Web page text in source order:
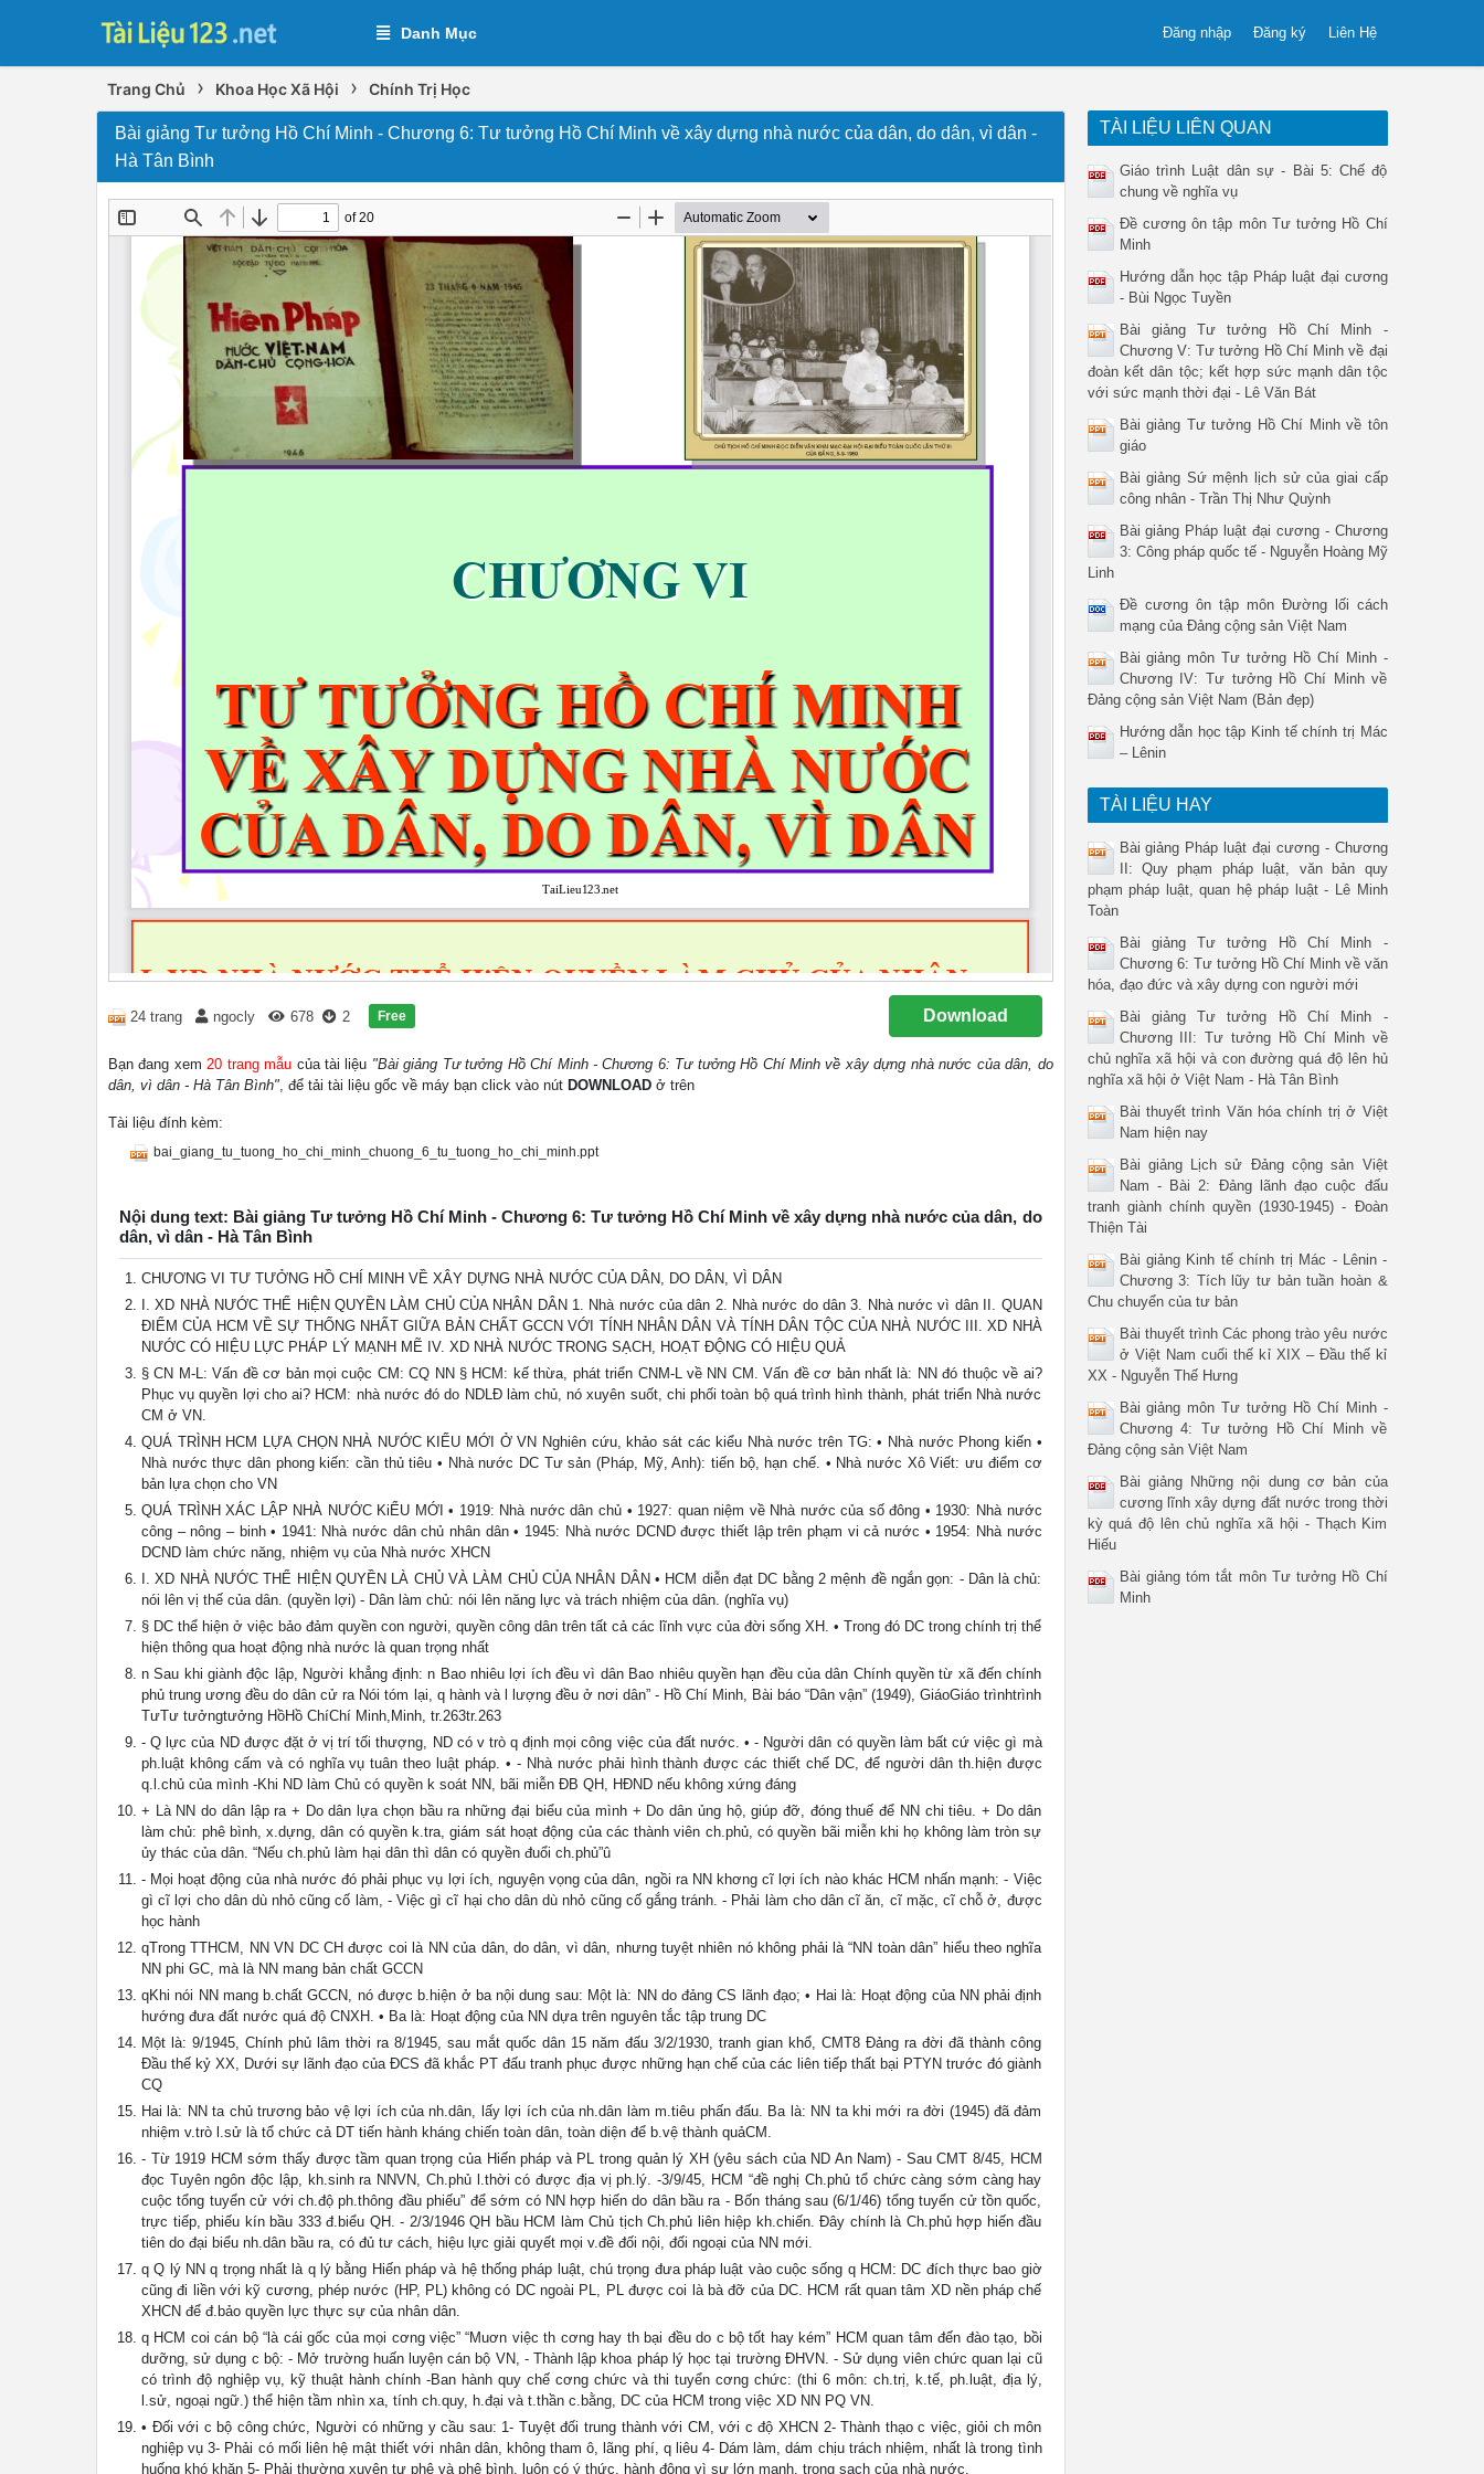
Danh Mục Liên Hệ
Đăng ký
Đăng nhập
Trang Chủ › Khoa Học Xã Hội › Chính Trị Học
Bài giảng Tư tưởng Hồ Chí Minh - Chương 6: Tư tưởng Hồ Chí Minh về xây dựng nhà nước của dân, do dân, vì dân -
Hà Tân Bình
24 trang ngocly 678 2 Free Download
Bạn đang xem20 trang mẫu của tài liệu "Bài giảng Tư tưởng Hồ Chí Minh - Chương 6: Tư tưởng Hồ Chí Minh về xây dựng nhà nước của dân, do
dân, vì dân - Hà Tân Bình", để tải tài liệu gốc về máy bạn click vào nút DOWNLOAD ở trên
Tài liệu đính kèm:
bai_giang_tu_tuong_ho_chi_minh_chuong_6_tu_tuong_ho_chi_minh.ppt
Nội dung text: Bài giảng Tư tưởng Hồ Chí Minh - Chương 6: Tư tưởng Hồ Chí Minh về xây dựng nhà nước của dân, do
dân, vì dân - Hà Tân Bình
CHƯƠNG VI TƯ TƯỞNG HỒ CHÍ MINH VỀ XÂY DỰNG NHÀ NƯỚC CỦA DÂN, DO DÂN, VÌ DÂN
I. XD NHÀ NƯỚC THỂ HiỆN QUYỀN LÀM CHỦ CỦA NHÂN DÂN 1. Nhà nước của dân 2. Nhà nước do dân 3. Nhà nước vì dân II. QUAN
ĐIỂM CỦA HCM VỀ SỰ THỐNG NHẤT GIỮA BẢN CHẤT GCCN VỚI TÍNH NHÂN DÂN VÀ TÍNH DÂN TỘC CỦA NHÀ NƯỚC III. XD NHÀ
NƯỚC CÓ HIỆU LỰC PHÁP LÝ MẠNH MẼ IV. XD NHÀ NƯỚC TRONG SẠCH, HOẠT ĐỘNG CÓ HIỆU QUẢ
§ CN M-L: Vấn đề cơ bản mọi cuộc CM: CQ NN § HCM: kế thừa, phát triển CNM-L về NN CM. Vấn đề cơ bản nhất là: NN đó thuộc về ai?
Phục vụ quyền lợi cho ai? HCM: nhà nước đó do NDLĐ làm chủ, nó xuyên suốt, chi phối toàn bộ quá trình hình thành, phát triển Nhà nước
CM ở VN.
QUÁ TRÌNH HCM LỰA CHỌN NHÀ NƯỚC KIỂU MỚI Ở VN Nghiên cứu, khảo sát các kiểu Nhà nước trên TG: • Nhà nước Phong kiến •
Nhà nước thực dân phong kiến: cần thủ tiêu • Nhà nước DC Tư sản (Pháp, Mỹ, Anh): tiến bộ, hạn chế. • Nhà nước Xô Viết: ưu điểm cơ
bản lựa chọn cho VN
QUÁ TRÌNH XÁC LẬP NHÀ NƯỚC KiỂU MỚI • 1919: Nhà nước dân chủ • 1927: quan niệm về Nhà nước của số đông • 1930: Nhà nước
công – nông – binh • 1941: Nhà nước dân chủ nhân dân • 1945: Nhà nước DCND được thiết lập trên phạm vi cả nước • 1954: Nhà nước
DCND làm chức năng, nhiệm vụ của Nhà nước XHCN
I. XD NHÀ NƯỚC THỂ HIỆN QUYỀN LÀ CHỦ VÀ LÀM CHỦ CỦA NHÂN DÂN • HCM diễn đạt DC bằng 2 mệnh đề ngắn gọn: - Dân là chủ:
nói lên vị thế của dân. (quyền lợi) - Dân làm chủ: nói lên năng lực và trách nhiệm của dân. (nghĩa vụ)
§ DC thể hiện ở việc bảo đảm quyền con người, quyền công dân trên tất cả các lĩnh vực của đời sống XH. • Trong đó DC trong chính trị thể
hiện thông qua hoạt động nhà nước là quan trọng nhất
n Sau khi giành độc lập, Người khẳng định: n Bao nhiêu lợi ích đều vì dân Bao nhiêu quyền hạn đều của dân Chính quyền từ xã đến chính
phủ trung ương đều do dân cử ra Nói tóm lại, q hành và l lượng đều ở nơi dân” - Hồ Chí Minh, Bài báo “Dân vận” (1949), GiáoGiáo trìnhtrình
TưTư tưởngtưởng HồHồ ChíChí Minh,Minh, tr.263tr.263
- Q lực của ND được đặt ở vị trí tối thượng, ND có v trò q định mọi công việc của đất nước. • - Người dân có quyền làm bất cứ việc gì mà
ph.luật không cấm và có nghĩa vụ tuân theo luật pháp. • - Nhà nước phải hình thành được các thiết chế DC, để người dân th.hiện được
q.l.chủ của mình -Khi ND làm Chủ có quyền k soát NN, bãi miễn ĐB QH, HĐND nếu không xứng đáng
+ Là NN do dân lập ra + Do dân lựa chọn bầu ra những đại biểu của mình + Do dân ủng hộ, giúp đỡ, đóng thuế để NN chi tiêu. + Do dân
làm chủ: phê bình, x.dựng, dân có quyền k.tra, giám sát hoạt động của các thành viên ch.phủ, có quyền bãi miễn khi họ không làm tròn sự
ủy thác của dân. “Nếu ch.phủ làm hại dân thì dân có quyền đuổi ch.phủ”û
- Mọi hoạt động của nhà nước đó phải phục vụ lợi ích, nguyện vọng của dân, ngồi ra NN khơng cĩ lợi ích nào khác HCM nhấn mạnh: - Việc
gì cĩ lợi cho dân dù nhỏ cũng cố làm, - Việc gì cĩ hại cho dân dù nhỏ cũng cố gắng tránh. - Phải làm cho dân cĩ ăn, cĩ mặc, cĩ chỗ ở, được
học hành
qTrong TTHCM, NN VN DC CH được coi là NN của dân, do dân, vì dân, nhưng tuyệt nhiên nó không phải là “NN toàn dân” hiểu theo nghĩa
NN phi GC, mà là NN mang bản chất GCCN
qKhi nói NN mang b.chất GCCN, nó được b.hiện ở ba nội dung sau: Một là: NN do đảng CS lãnh đạo; • Hai là: Hoạt động của NN phải định
hướng đưa đất nước quá độ CNXH. • Ba là: Hoạt động của NN dựa trên nguyên tắc tập trung DC
Một là: 9/1945, Chính phủ lâm thời ra 8/1945, sau mắt quốc dân 15 năm đấu 3/2/1930, tranh gian khổ, CMT8 Đảng ra đời đã thành công
Đầu thế kỷ XX, Dưới sự lãnh đạo của ĐCS đã khắc PT đấu tranh phục được những hạn chế của các liên tiếp thất bại PTYN trước đó giành
CQ
Hai là: NN ta chủ trương bảo vệ lợi ích của nh.dân, lấy lợi ích của nh.dân làm m.tiêu phấn đấu. Ba là: NN ta khi mới ra đời (1945) đã đảm
nhiệm v.trò l.sử là tổ chức cả DT tiến hành kháng chiến toàn dân, toàn diện để b.vệ thành quảCM.
- Từ 1919 HCM sớm thấy được tầm quan trọng của Hiến pháp và PL trong quản lý XH (yêu sách của ND An Nam) - Sau CMT 8/45, HCM
đọc Tuyên ngôn độc lập, kh.sinh ra NNVN, Ch.phủ l.thời có được địa vị ph.lý. -3/9/45, HCM “đề nghị Ch.phủ tổ chức càng sớm càng hay
cuộc tổng tuyển cử với ch.độ ph.thông đầu phiếu” để sớm có NN hợp hiến do dân bầu ra - Bốn tháng sau (6/1/46) tổng tuyển cử tồn quốc,
trực tiếp, phiếu kín bầu 333 đ.biểu QH. - 2/3/1946 QH bầu HCM làm Chủ tịch Ch.phủ liên hiệp kh.chiến. Đây chính là Ch.phủ hợp hiến đầu
tiên do đại biểu nh.dân bầu ra, có đủ tư cách, hiệu lực giải quyết mọi v.đề đối nội, đối ngoại của NN mới.
q Q lý NN q trọng nhất là q lý bằng Hiến pháp và hệ thống pháp luật, chú trọng đưa pháp luật vào cuộc sống q HCM: DC đích thực bao giờ
cũng đi liền với kỹ cương, phép nước (HP, PL) không có DC ngoài PL, PL được coi là bà đỡ của DC. HCM rất quan tâm XD nền pháp chế
XHCN để đ.bảo quyền lực thực sự của nhân dân.
q HCM coi cán bộ “là cái gốc của mọi cơng việc” “Muơn việc th cơng hay th bại đều do c bộ tốt hay kém” HCM quan tâm đến đào tạo, bồi
dưỡng, sử dụng c bộ: - Mở trường huấn luyện cán bộ VN, - Thành lập khoa pháp lý học tại trường ĐHVN. - Sử dụng viên chức quan lại cũ
có trình độ nghiệp vụ, kỹ thuật hành chính -Ban hành quy chế cơng chức và thi tuyển cơng chức: (thi 6 môn: ch.trị, k.tế, ph.luật, địa lý,
l.sử, ngoại ngữ.) thể hiện tầm nhìn xa, tính ch.quy, h.đại và t.thần c.bằng, DC của HCM trong việc XD NN PQ VN.
• Đối với c bộ công chức, Người có những y cầu sau: 1- Tuyệt đối trung thành với CM, với c độ XHCN 2- Thành thạo c việc, giỏi ch môn
nghiệp vụ 3- Phải có mối liên hệ mật thiết với nhân dân, không tham ô, lãng phí, q liêu 4- Dám làm, dám chịu trách nhiệm, nhất là trong tình
huống khó khăn 5- Phải thường xuyên tự phê và phê bình, luôn có ý thức, hành động vì sự lớn mạnh, trong sạch của nhà nước.
TÀI LIỆU LIÊN QUAN
Giáo trình Luật dân sự - Bài 5: Chế độ
chung về nghĩa vụ
Đề cương ôn tập môn Tư tưởng Hồ Chí
Minh
Hướng dẫn học tập Pháp luật đại cương
- Bùi Ngọc Tuyền
Bài giảng Tư tưởng Hồ Chí Minh -
Chương V: Tư tưởng Hồ Chí Minh về đại
đoàn kết dân tộc; kết hợp sức mạnh dân tộc
với sức mạnh thời đại - Lê Văn Bát
Bài giảng Tư tưởng Hồ Chí Minh về tôn
giáo
Bài giảng Sứ mệnh lịch sử của giai cấp
công nhân - Trần Thị Như Quỳnh
Bài giảng Pháp luật đại cương - Chương
3: Công pháp quốc tế - Nguyễn Hoàng Mỹ
Linh
Đề cương ôn tập môn Đường lối cách
mạng của Đảng cộng sản Việt Nam
Bài giảng môn Tư tưởng Hồ Chí Minh -
Chương IV: Tư tưởng Hồ Chí Minh về
Đảng cộng sản Việt Nam (Bản đẹp)
Hướng dẫn học tập Kinh tế chính trị Mác
– Lênin
TÀI LIỆU HAY
Bài giảng Pháp luật đại cương - Chương
II: Quy phạm pháp luật, văn bản quy
phạm pháp luật, quan hệ pháp luật - Lê Minh
Toàn
Bài giảng Tư tưởng Hồ Chí Minh -
Chương 6: Tư tưởng Hồ Chí Minh về văn
hóa, đạo đức và xây dựng con người mới
Bài giảng Tư tưởng Hồ Chí Minh -
Chương III: Tư tưởng Hồ Chí Minh về
chủ nghĩa xã hội và con đường quá độ lên hủ
nghĩa xã hội ở Việt Nam - Hà Tân Bình
Bài thuyết trình Văn hóa chính trị ở Việt
Nam hiện nay
Bài giảng Lịch sử Đảng cộng sản Việt
Nam - Bài 2: Đảng lãnh đạo cuộc đấu
tranh giành chính quyền (1930-1945) - Đoàn
Thiện Tài
Bài giảng Kinh tế chính trị Mác - Lênin -
Chương 3: Tích lũy tư bản tuần hoàn &
Chu chuyển của tư bản
Bài thuyết trình Các phong trào yêu nước
ở Việt Nam cuối thế kỉ XIX – Đầu thế kỉ
XX - Nguyễn Thế Hưng
Bài giảng môn Tư tưởng Hồ Chí Minh -
Chương 4: Tư tưởng Hồ Chí Minh về
Đảng cộng sản Việt Nam
Bài giảng Những nội dung cơ bản của
cương lĩnh xây dựng đất nước trong thời
kỳ quá độ lên chủ nghĩa xã hội - Thạch Kim
Hiếu
Bài giảng tóm tắt môn Tư tưởng Hồ Chí
Minh